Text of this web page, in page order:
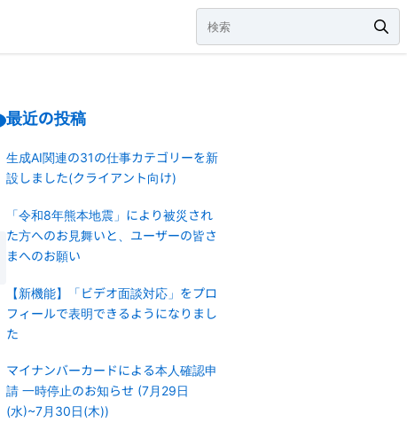
最近の投稿
生成AI関連の31の仕事カテゴリーを新
設しました(クライアント向け)
「令和8年熊本地震」により被災され
た方へのお見舞いと、ユーザーの皆さ
まへのお願い
【新機能】「ビデオ面談対応」をプロ
フィールで表明できるようになりまし
た
マイナンバーカードによる本人確認申
請 一時停止のお知らせ (7月29日
(水)~7月30日(木))